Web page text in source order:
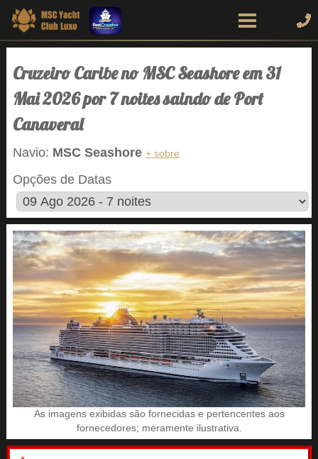
Cruzeiro Caribe no MSC Seashore em 31
Mai 2026 por 7 noites saindo de Port
Canaveral
Navio: MSC Seashore + sobre
Opções de Datas
As imagens exibidas são fornecidas e pertencentes aos
fornecedores; meramente ilustrativa.